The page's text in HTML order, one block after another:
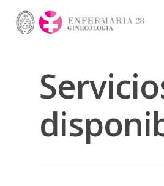
Hit enter to search or ESC to